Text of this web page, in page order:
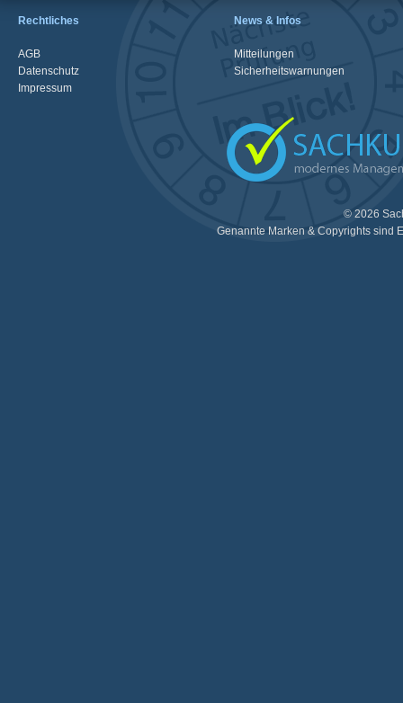
Rechtliches
AGB
Datenschutz
Impressum
News & Infos
Mitteilungen
Sicherheitswarnungen
© 2026
Genannte Marken & Copyrights sind